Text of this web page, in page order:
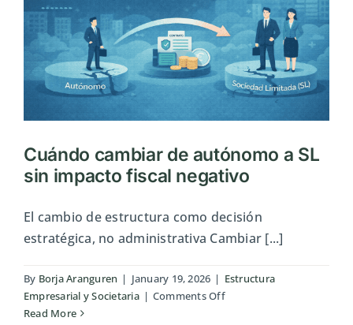
Cuándo cambiar de autónomo a SL
sin impacto fiscal negativo
El cambio de estructura como decisión
estratégica, no administrativa Cambiar [...]
By Borja Aranguren | January 19, 2026 | Estructura
Empresarial y Societaria | Comments Offon
Read More